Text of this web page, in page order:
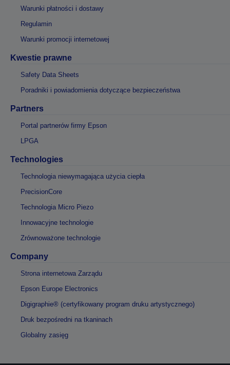
Warunki płatności i dostawy
Regulamin
Warunki promocji internetowej
Kwestie prawne
Safety Data Sheets
Poradniki i powiadomienia dotyczące bezpieczeństwa
Partners
Portal partnerów firmy Epson
LPGA
Technologies
Technologia niewymagająca użycia ciepła
PrecisionCore
Technologia Micro Piezo
Innowacyjne technologie
Zrównoważone technologie
Company
Strona internetowa Zarządu
Epson Europe Electronics
Digigraphie® (certyfikowany program druku artystycznego)
Druk bezpośredni na tkaninach
Globalny zasięg